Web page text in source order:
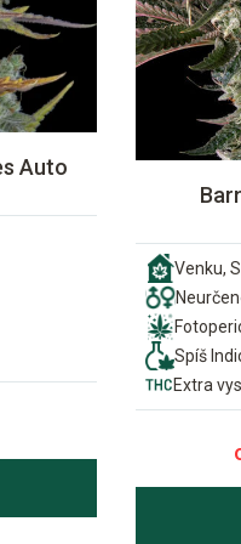
Auto
Venku,
Spíš
Extra